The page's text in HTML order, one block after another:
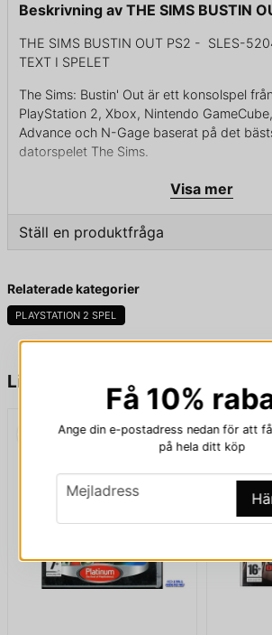
Liknande produkter
Beskrivning av THE SIMS BUSTIN
THE SIMS BUSTIN OUT PS2 - SLES-
TEXT I SPELET
The Sims: Bustin' Out är ett konsolspel
PlayStation 2, Xbox, Nintendo
Advance och N-Gage baserat på det
datorspelet The Sims.
UTAN MANUAL
Visa mer
Ställ en produktfråga
Fråga oss något om denna
Relaterade kategorier
PLAYSTATION 2 SPEL
Få 10%
Ange din e-postadress nedan för att
på hela ditt köp
email
Mejladress